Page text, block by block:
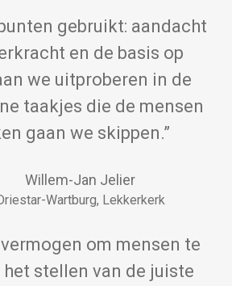
gebruikt: aandacht
en de basis op
we uitproberen in de
taakjes die de mensen
gaan we skippen.”
Willem-Jan Jelier
Wartburg, Lekkerkerk
om mensen te
het stellen van de juiste